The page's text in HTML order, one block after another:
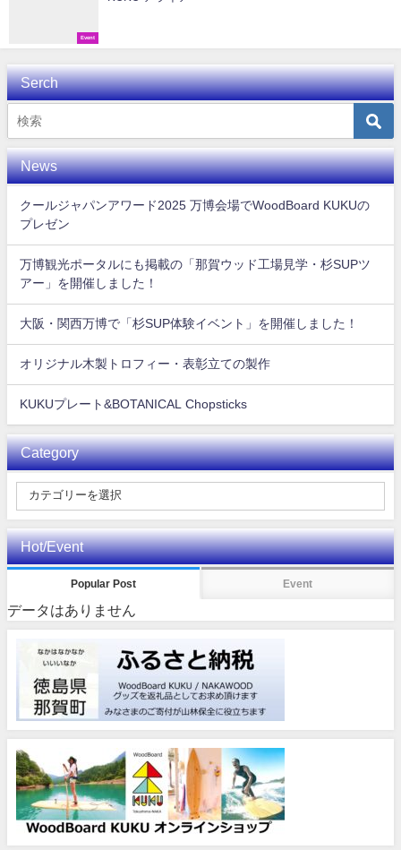
Event
Serch
News
クールジャパンアワード2025 万博会場でWoodBoard KUKUの
プレゼン
万博観光ポータルにも掲載の「那賀ウッド工場見学・杉SUPツ
アー」を開催しました！
大阪・関西万博で「杉SUP体験イベント」を開催しました！
オリジナル木製トロフィー・表彰立ての製作
KUKUプレート&BOTANICAL Chopsticks
Category
Hot/Event
Popular Post Event
データはありません